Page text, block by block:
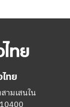
ทย
ามเสนใน